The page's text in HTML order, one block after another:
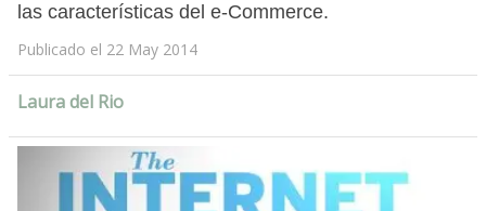
las características del e-Commerce.
Publicado el 22 May 2014
Laura del Rio